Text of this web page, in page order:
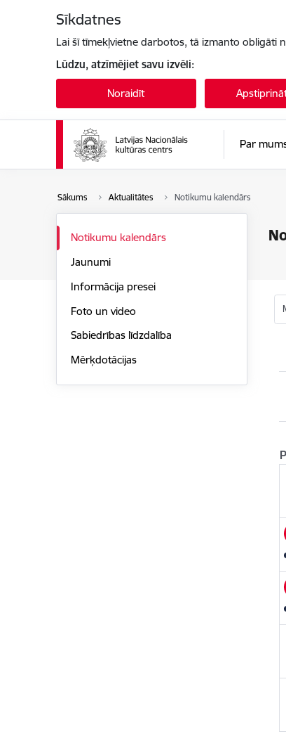
Sīkdatnes
Lai šī tīmekļvietne darbotos, tā izmanto obligāti
Lūdzu, atzīmējiet savu izvēli:
Noraidīt
Par
Sākums Aktualitātes Notikumu kalendārs
Notikumu kalendārs
Jaunumi
Informācija presei
Foto un video
Sabiedrības līdzdalība
Mērķdotācijas
P